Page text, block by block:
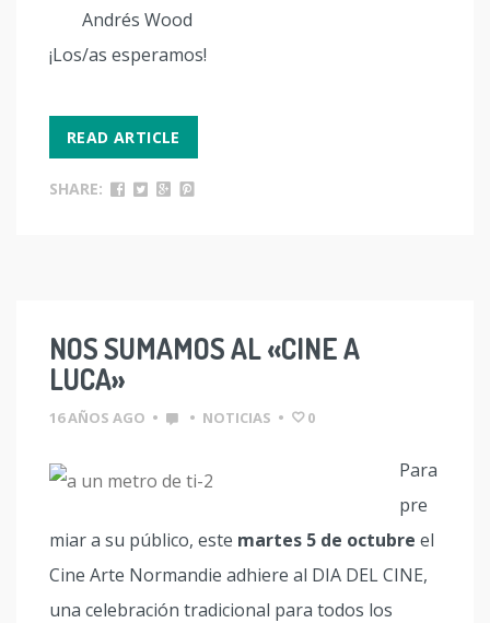
Andrés Wood
¡Los/as esperamos!
READ ARTICLE
SHARE:
NOS SUMAMOS AL «CINE A
LUCA»
16 AÑOS AGO • • NOTICIAS • 0
Para
pre
miar a su público, este martes 5 de octubre el
Cine Arte Normandie adhiere al DIA DEL CINE,
una celebración tradicional para todos los